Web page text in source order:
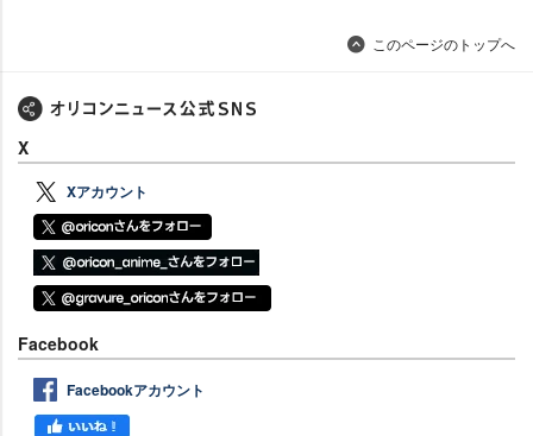
このページのトップへ
X
Xアカウント
Facebook
Facebookアカウント